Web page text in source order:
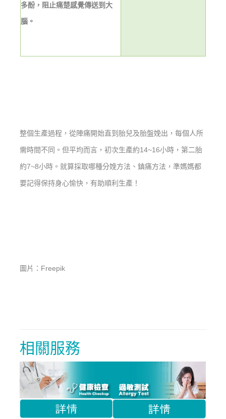
多酚，阻止痛楚感覺傳送到大
腦。
整個生產過程，從陣痛開始直到胎兒及胎盤娩出，每個人所
需時間不同。但平均而言，初次生產約14~16小時，第二胎
約7~8小時。就算採取哪種分娩方法、鎮痛方法，準媽媽都
要記得保持身心愉快，有助順利生產！
圖片：Freepik
相關服務